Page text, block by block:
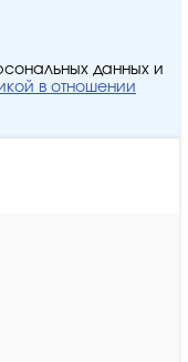
данных и
в отношении